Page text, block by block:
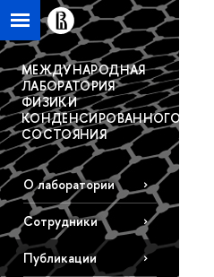
МЕЖДУНАРОДНАЯ
ЛАБОРАТОРИЯ
ФИЗИКИ
КОНДЕНСИРОВАННОГО
СОСТОЯНИЯ
О лаборатории
Сотрудники
Публикации